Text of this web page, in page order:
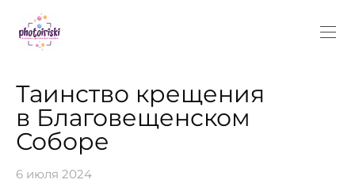
Таинство крещения
в Благовещенском
Соборе
6 июля 2024